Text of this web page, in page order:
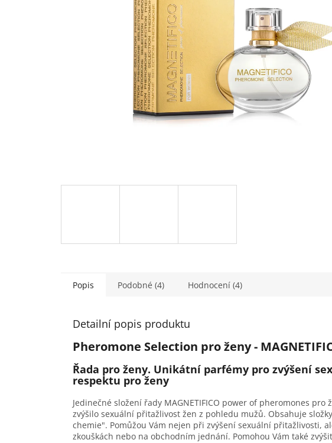
Popis Podobné (4) Hodnocení (4)
Detailní popis produktu
Pheromone Selection pro ženy -
Řada pro ženy. Unikátní parfémy pro zvýšení
respektu pro ženy
Jedinečné složení řady MAGNETIFICO power of pheromones
zvýšilo sexuální přitažlivost žen z pohledu mužů. Obsahuje
chemie". Pomůžou Vám nejen při zvýšení sexuální přitažlivosti,
zkouškách nebo na obchodním jednání. Pomohou Vám také